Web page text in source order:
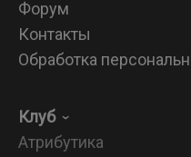
Форум
Контакты
Обработка
Клуб
Атрибутика